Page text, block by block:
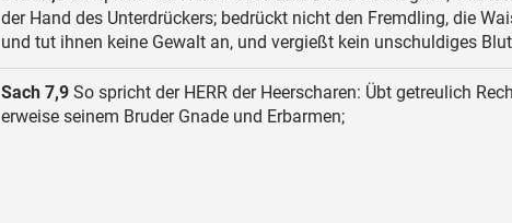
der Hand des Unterdrückers; bedrückt nicht den Fremdling, die
und tut ihnen keine Gewalt an, und vergießt kein unschuldiges
Sach 7,9 So spricht der HERR der Heerscharen: Übt getreulich
erweise seinem Bruder Gnade und Erbarmen;